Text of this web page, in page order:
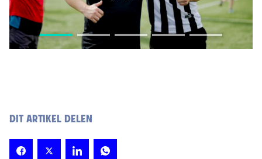
DIT ARTIKEL DELEN